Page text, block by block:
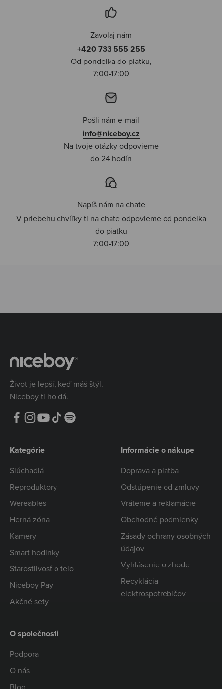
Zavolaj nám
+420 733 555 255
Od pondelka do piatku,
7:00-17:00
Pošli nám e-mail
info@niceboy.cz
Na tvoje otázky odpovieme
do 24 hodín
Napíš nám na chate
V priebehu chvíľky ti na chate odpovieme od pondelka
do piatku
7:00-17:00
Život je lepší, keď máš štýl.
Niceboy ti ho dá.
Kategórie
Slúchadlá
Reproduktory
Wereables
Herná zóna
Kamery
Smart hodinky
Starostlivosť o telo
Niceboy Pay
Akčné sety
Informácie o nákupe
Doprava a platba
Odstúpenie od zmluvy
Vrátenie a reklamácie
Obchodné podmienky
Zásady ochrany osobných
údajov
Vyhlásenie o zhode
Recyklácia
elektrospotrebičov
O společnosti
Podpora
O nás
Blog